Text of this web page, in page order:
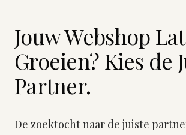
Jouw Webshop
Groeien? Kies de
Partner.
De zoektocht naar de juiste